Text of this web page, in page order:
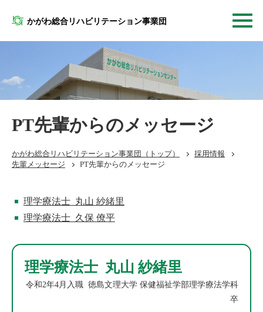
かがわ総合リハビリテーション事業団
PT先輩からのメッセージ
かがわ総合リハビリテーション事業団 （トップ）
採用情報
先輩メッセージ
PT先輩からのメッセージ
理学療法士 丸山 紗緒里
理学療法士 久保 僚平
理学療法士 丸山 紗緒里
令和2年4月入職 徳島文理大学 保健福祉学部理学療法学科
卒